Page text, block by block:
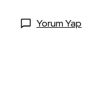
Yorum Yap